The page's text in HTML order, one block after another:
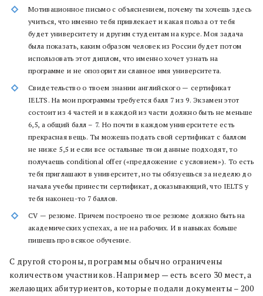
Мотивационное письмо с объяснением, почему ты хочешь здесь
учиться, что именно тебя привлекает и какая польза от тебя
будет университету и другим студентам на курсе. Моя задача
была показать, каким образом человек из России будет потом
использовать этот диплом, что именно хочет узнать на
программе и не опозорит ли славное имя университета.
Свидетельство о твоем знании английского — сертификат
IELTS. На мои программы требуется балл 7 из 9. Экзамен этот
состоит из 4 частей и в каждой из части должно быть не меньше
6,5, а общий балл – 7. Но почти в каждом университете есть
прекрасная вещь. Ты можешь подать свой сертификат с баллом
не ниже 5,5 и если все остальные твои данные подходят, то
получаешь сonditional offer («предложение с условием»). То есть
тебя приглашают в университет, но ты обязуешься за неделю до
начала учебы принести сертификат, доказывающий, что IELTS у
тебя наконец-то 7 баллов.
CV — резюме. Причем построено твое резюме должно быть на
академических успехах, а не на рабочих. И в навыках больше
пишешь про всякое обучение.
С другой стороны, программы обычно ограничены
количеством участников. Например — есть всего 30 мест, а
желающих абитуриентов, которые подали документы – 200